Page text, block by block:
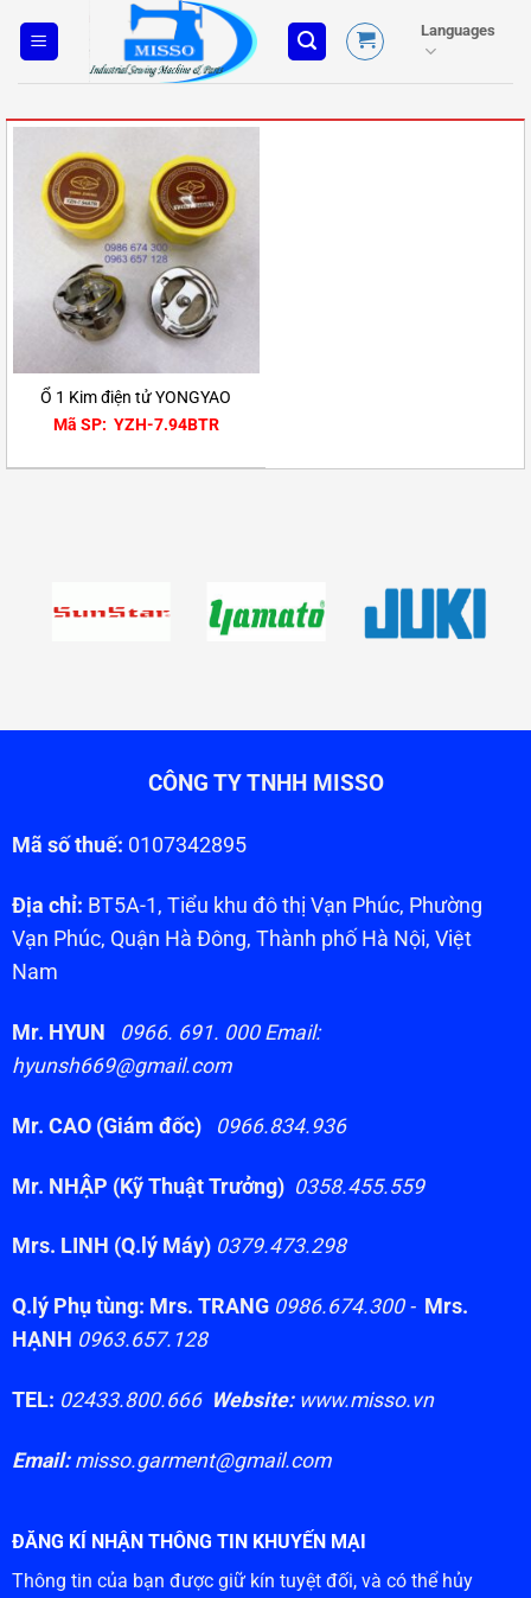
Languages
Ổ 1 Kim điện tử YONGYAO
Mã SP: YZH-7.94BTR
CÔNG TY TNHH MISSO
Mã số thuế: 0107342895
Địa chỉ: BT5A-1, Tiểu khu đô thị Vạn Phúc, Phường
Vạn Phúc, Quận Hà Đông, Thành phố Hà Nội, Việt
Nam
Mr. HYUN
0966. 691. 000 Email:
hyunsh669@gmail.com
Mr. CAO (Giám đốc) 0966.834.936
Mr. NHẬP (Kỹ Thuật Trưởng) 0358.455.559
Mrs. LINH (Q.lý Máy) 0379.473.298
Q.lý Phụ tùng: Mrs. TRANG 0986.674.300 - Mrs.
HẠNH 0963.657.128
TEL: 02433.800.666 Website:www.misso.vn
Email:misso.garment@gmail.com
ĐĂNG KÍ NHẬN THÔNG TIN KHUYẾN MẠI
Thông tin của bạn được giữ kín tuyệt đối, và có thể hủy